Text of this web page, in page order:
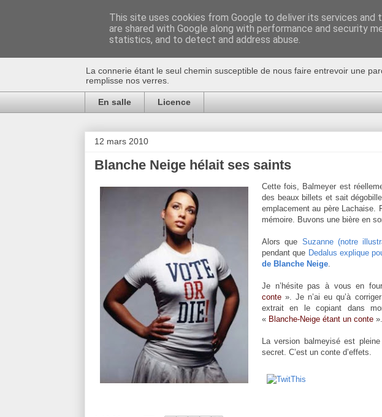
Au bistro !
La connerie étant le seul chemin susceptible de nous faire entrevoir une
remplisse nos verres.
En salle Licence
12 mars 2010
Blanche Neige hélait ses saints
Cette fois, Balmeyer est
des beaux billets et sait
emplacement au père Lachaise.
mémoire. Buvons une bière en
Alors que Suzanne (notre
pendant que Dedalus explique
de Blanche Neige
Je n’hésite pas à vous en
conte ». Je n’ai eu qu’à
extrait en le copiant dans
« Blanche-Neige étant un conte ».
La version balmeyisé est
secret. C’est un conte d’effets.
This site uses cookies from Google to deliver its services and
are shared with Google along with performance and security
statistics, and to detect and address abuse.